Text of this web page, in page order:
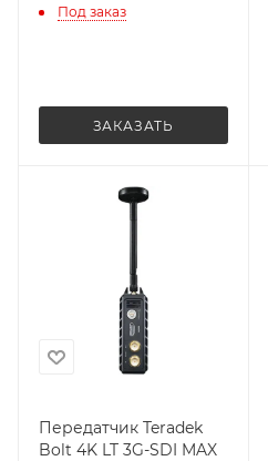
Под заказ
ЗАКАЗАТЬ
Передатчик Teradek
Bolt 4K LT 3G-SDI MAX